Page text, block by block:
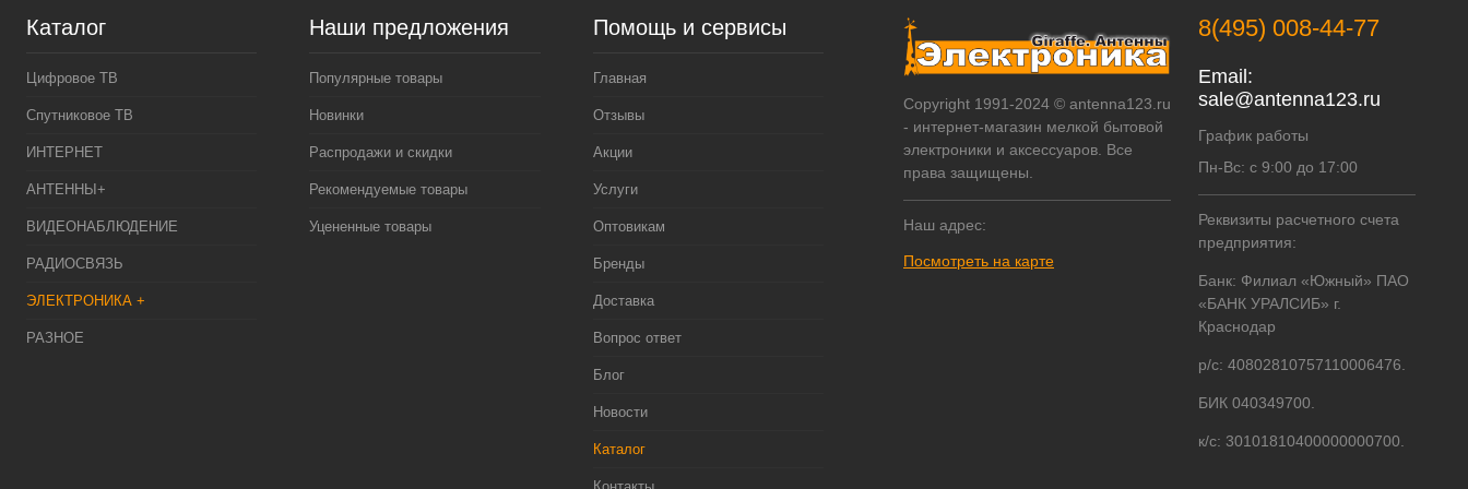
Каталог
Цифровое ТВ
Спутниковое ТВ
ИНТЕРНЕТ
АНТЕННЫ+
ВИДЕОНАБЛЮДЕНИЕ
РАДИОСВЯЗЬ
ЭЛЕКТРОНИКА +
РАЗНОЕ
Наши предложения
Популярные товары
Новинки
Распродажи и скидки
Рекомендуемые товары
Уцененные товары
Помощь и сервисы
Главная
Отзывы
Акции
Услуги
Оптовикам
Бренды
Доставка
Вопрос ответ
Блог
Новости
Каталог
Copyright 1991-2024 © antenna123.ru
- интернет-магазин мелкой бытовой
электроники и аксессуаров. Все
права защищены.
Наш адрес:
Посмотреть на карте
8(495) 008-44-77
Email:
sale@antenna123.ru
График работы
Пн-Вс: с 9:00 до 17:00
Реквизиты расчетного счета
предприятия:
Банк: Филиал «Южный» ПАО
«БАНК УРАЛСИБ» г.
Краснодар
р/с: 40802810757110006476.
БИК 040349700.
к/с: 30101810400000000700.